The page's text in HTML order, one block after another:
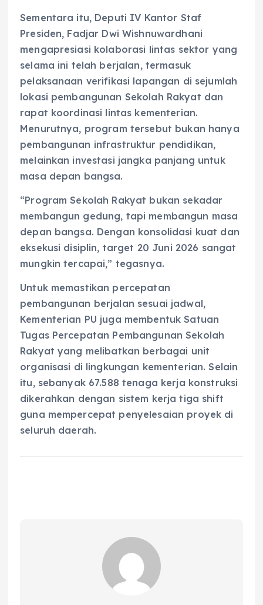
Sementara itu, Deputi IV Kantor Staf
Presiden, Fadjar Dwi Wishnuwardhani
mengapresiasi kolaborasi lintas sektor yang
selama ini telah berjalan, termasuk
pelaksanaan verifikasi lapangan di sejumlah
lokasi pembangunan Sekolah Rakyat dan
rapat koordinasi lintas kementerian.
Menurutnya, program tersebut bukan hanya
pembangunan infrastruktur pendidikan,
melainkan investasi jangka panjang untuk
masa depan bangsa.
“Program Sekolah Rakyat bukan sekadar
membangun gedung, tapi membangun masa
depan bangsa. Dengan konsolidasi kuat dan
eksekusi disiplin, target 20 Juni 2026 sangat
mungkin tercapai,” tegasnya.
Untuk memastikan percepatan
pembangunan berjalan sesuai jadwal,
Kementerian PU juga membentuk Satuan
Tugas Percepatan Pembangunan Sekolah
Rakyat yang melibatkan berbagai unit
organisasi di lingkungan kementerian. Selain
itu, sebanyak 67.588 tenaga kerja konstruksi
dikerahkan dengan sistem kerja tiga shift
guna mempercepat penyelesaian proyek di
seluruh daerah.